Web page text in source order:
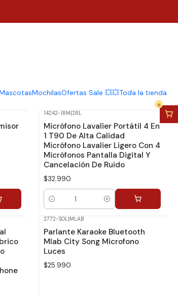
MochilasOfertas Sale 💥💥Toda la tienda
0
14242-IRM 2RL
Micrófono Lavalier Portátil 4 En
1 T90 De Alta Calidad
Micrófono Lavalier Ligero Con 4
Micrófonos Pantalla Digital Y
Cancelación De Ruido
$32.990
Cantidad
No disponible
2772-SOL MLAB
Parlante Karaoke Bluetooth
Mlab City Song Microfono
Luces
$25.990